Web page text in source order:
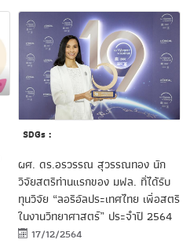
SDGs :
ผศ. ดร.อรวรรณ สุวรรณทอง นัก
วิจัยสตรีท่านแรกของ มฟล. ที่ได้รับ
ทุนวิจัย “ลอรีอัลประเทศไทย เพื่อสตรี
ในงานวิทยาศาสตร์” ประจำปี 2564
17/12/2564